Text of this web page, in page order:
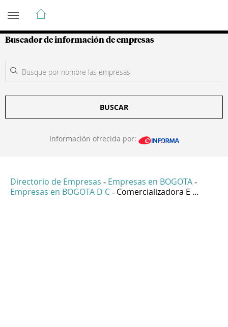
Guía de Empresas Colombianas
Buscador de información de empresas
BUSCAR
Información ofrecida por:
Directorio de Empresas - Empresas en BOGOTA -
Empresas en BOGOTA D C - Comercializadora E ...